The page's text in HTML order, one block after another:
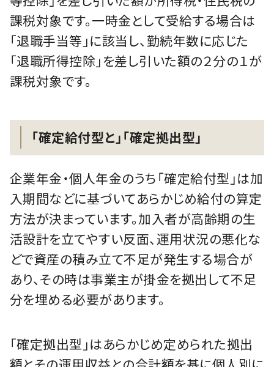
課税対象です。一時金として受給する場合は
「退職手当等」に該当し、勤続年数に応じた
「退職所得控除」を差し引いた額の２分の１が
課税対象です。
「確定給付型と」「確定拠出型」
企業年金・個人年金のうち「確定給付型」は加
入期間などに基づいてあらかじめ給付の算定
方法が決まっています。加入者が高齢期の生
活設計を立てやすい反面、運用状況の悪化な
どで資産の積み立て不足が発生する場合が
あり、その時は事業主が掛金を拠出して不足
分を埋める必要があります。
「確定拠出型」はあらかじめ定められた拠出